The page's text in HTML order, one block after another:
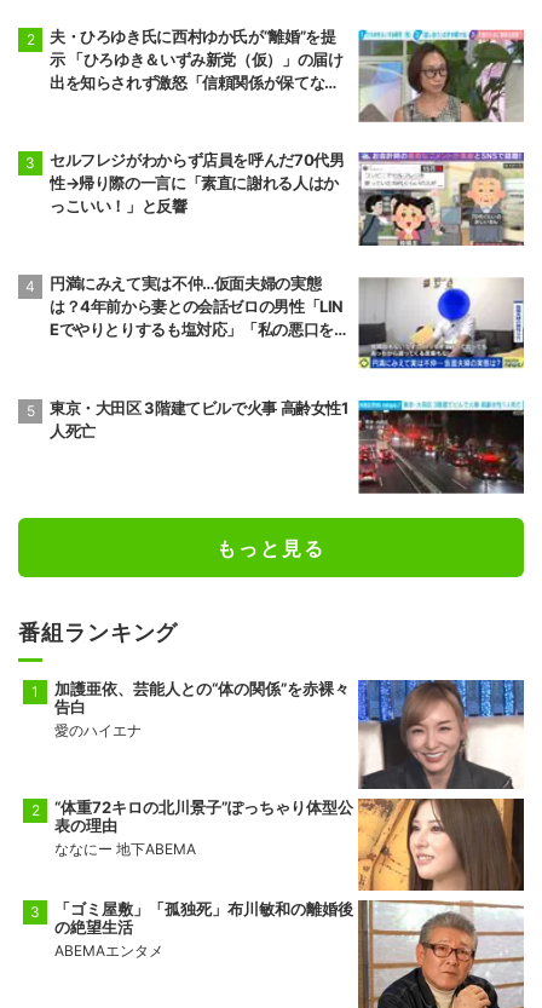
夫・ひろゆき氏に西村ゆか氏が“離婚”を提
示 「ひろゆき＆いずみ新党（仮）」の届け
出を知らされず激怒「信頼関係が保てない
セルフレジがわからず店員を呼んだ70代男
性→帰り際の一言に「素直に謝れる人はか
っこいい！」と反響
円満にみえて実は不仲…仮面夫婦の実態
は？4年前から妻との会話ゼロの男性「LIN
Eでやりとりするも塩対応」「私の悪口を
東京・大田区 3階建てビルで火事 高齢女性1
人死亡
もっと見る
番組ランキング
加護亜依、芸能人との“体の関係”を赤裸々
告白
愛のハイエナ
“体重72キロの北川景子”ぽっちゃり体型公
表の理由
ななにー 地下ABEMA
「ゴミ屋敷」「孤独死」布川敏和の離婚後
の絶望生活
ABEMAエンタメ